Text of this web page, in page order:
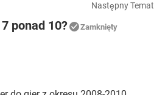
Następny Temat
ponad 10? Zamknięty